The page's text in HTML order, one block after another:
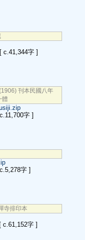
[ c.41,344字 ]
刊本民國八年
體
字 ]
字 ]
寺排印本
[ c.61,152字 ]